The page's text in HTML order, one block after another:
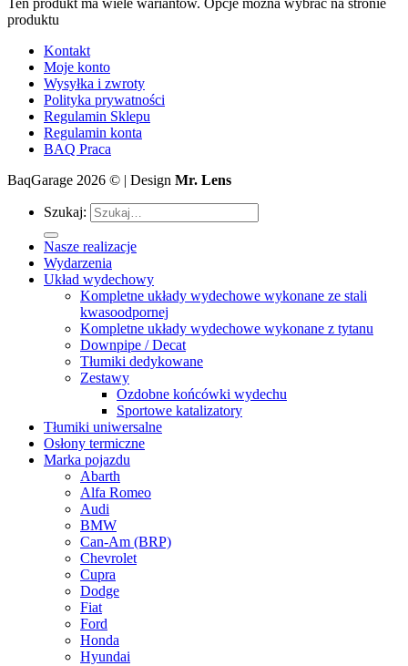
produktu
Kontakt
Moje konto
Wysyłka i zwroty
Polityka prywatności
Regulamin Sklepu
Regulamin konta
BAQ Praca
BaqGarage 2026 © | Design Mr. Lens
Szukaj:
Nasze realizacje
Wydarzenia
Układ wydechowy
Kompletne układy wydechowe wykonane ze stali
kwasoodpornej
Kompletne układy wydechowe wykonane z tytanu
Downpipe / Decat
Tłumiki dedykowane
Zestawy
Ozdobne końcówki wydechu
Sportowe katalizatory
Tłumiki uniwersalne
Osłony termiczne
Marka pojazdu
Abarth
Alfa Romeo
Audi
BMW
Can-Am (BRP)
Chevrolet
Cupra
Dodge
Fiat
Ford
Honda
Hyundai